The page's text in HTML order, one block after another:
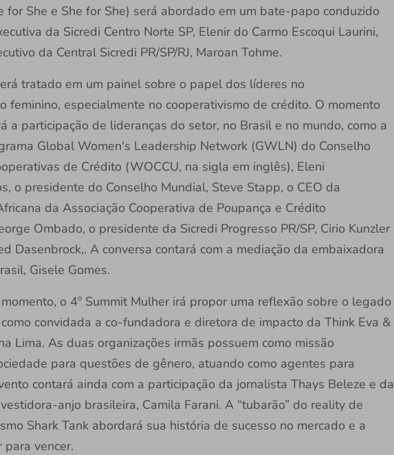
for She e She for She) será abordado em um bate-papo conduzido
da Sicredi Centro Norte SP, Elenir do Carmo Escoqui Laurini,
da Central Sicredi PR/SP/RJ, Maroan Tohme.
tratado em um painel sobre o papel dos líderes no
feminino, especialmente no cooperativismo de crédito. O momento
a participação de lideranças do setor, no Brasil e no mundo, como a
Global Women's Leadership Network (GWLN) do Conselho
de Crédito (WOCCU, na sigla em inglês), Eleni
o presidente do Conselho Mundial, Steve Stapp, o CEO da
da Associação Cooperativa de Poupança e Crédito
Ombado, o presidente da Sicredi Progresso PR/SP, Cirio Kunzler
Dasenbrock,. A conversa contará com a mediação da embaixadora
Gisele Gomes.
o 4º Summit Mulher irá propor uma reflexão sobre o legado
convidada a co-fundadora e diretora de impacto da Think Eva &
Lima. As duas organizações irmãs possuem como missão
para questões de gênero, atuando como agentes para
contará ainda com a participação da jornalista Thays Beleze e da
anjo brasileira, Camila Farani. A “tubarão” do reality de
Shark Tank abordará sua história de sucesso no mercado e a
vencer.